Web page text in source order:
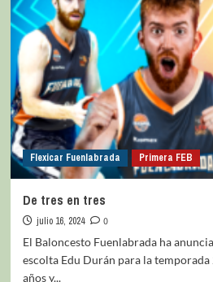
Flexicar Fuenlabrada Primera FEB
De tres en tres
julio 16, 2024
0
El Baloncesto Fuenlabrada ha
escolta Edu Durán para la
años y...